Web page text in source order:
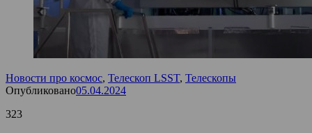
Новости про космос, Телескоп LSST, Телескопы
Опубликовано05.04.2024
323